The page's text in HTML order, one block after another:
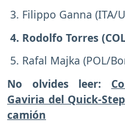
3. Filippo Ganna (ITA/
4. Rodolfo Torres
5. Rafal Majka (POL/
No olvides leer:
Gaviria del Quick-
camión